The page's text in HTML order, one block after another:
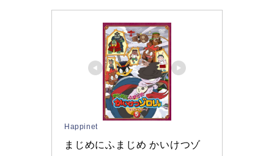
Happinet
まじめにふまじめ かいけつゾ